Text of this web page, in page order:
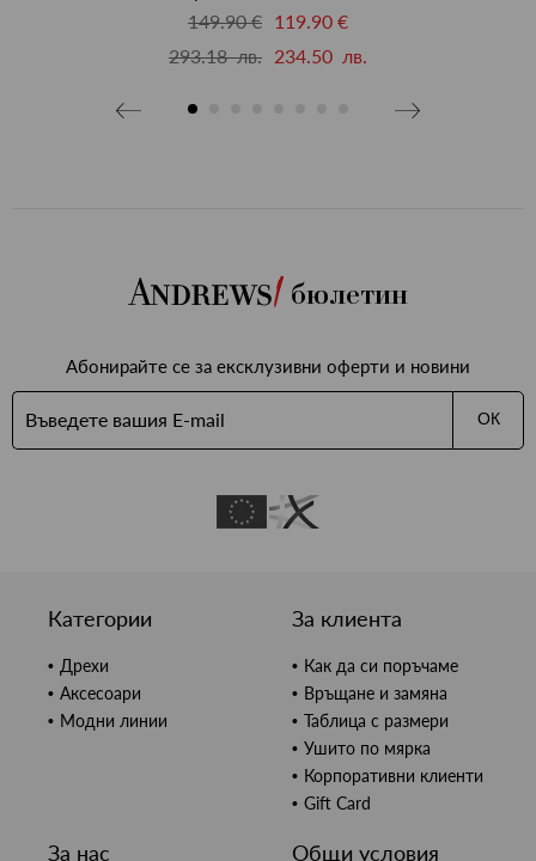
149.90 € 119.90 €
293.18 лв. 234.50 лв.
бюлетин
Абонирайте се за ексклузивни оферти и новини
ОК
Категории
Дрехи
Аксесоари
Модни линии
За клиента
Как да си поръчаме
Връщане и замяна
Таблица с размери
Ушито по мярка
Корпоративни клиенти
Gift Card
За нас Общи условия